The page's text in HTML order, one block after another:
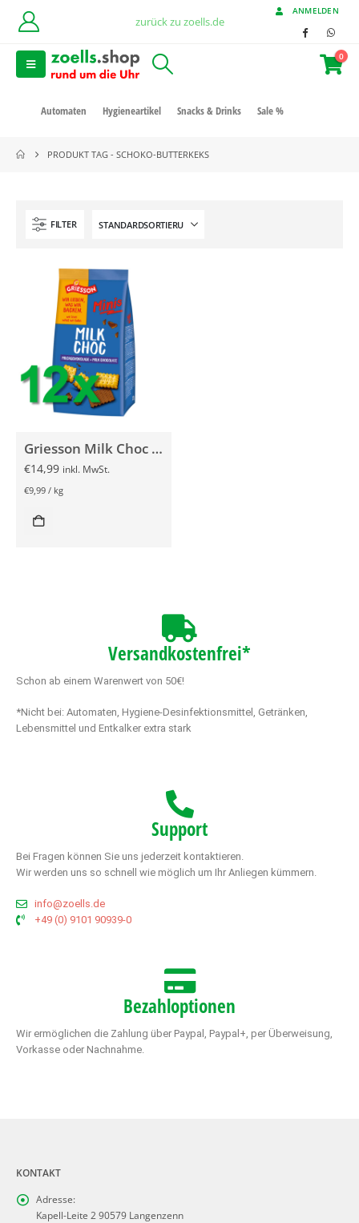
zurück zu zoells.de
ANMELDEN
0
Automaten Hygieneartikel Snacks & Drinks Sale %
PRODUKT TAG -SCHOKO-BUTTERKEKS
FILTER
Griesson Milk Choc Schoko-Keks Minis 12x 125g
€14,99 inkl. MwSt.
€9,99 / kg
Versandkostenfrei*
Schon ab einem Warenwert von 50€!
*Nicht bei: Automaten, Hygiene-Desinfektionsmittel, Getränken,
Lebensmittel und Entkalker extra stark
Support
Bei Fragen können Sie uns jederzeit kontaktieren.
Wir werden uns so schnell wie möglich um Ihr Anliegen kümmern.
info@zoells.de
+49 (0) 9101 90939-0
Bezahloptionen
Wir ermöglichen die Zahlung über Paypal, Paypal+, per Überweisung,
Vorkasse oder Nachnahme.
KONTAKT
Adresse:
Kapell-Leite 2 90579 Langenzenn